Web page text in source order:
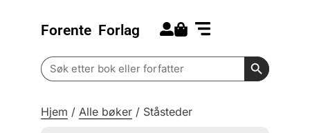
Forente Forlag
Search
for:
Search
Hjem / Alle bøker / Ståsteder